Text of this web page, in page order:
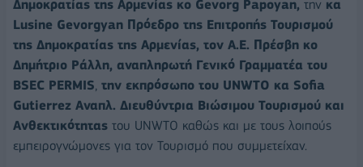
Δημοκρατίας της Αρμενίας κο Gevorg Papoyan, την κα
Lusine Gevorgyan Πρόεδρο της Επιτροπής Τουρισμού
της Δημοκρατίας της Αρμενίας, τον Α.Ε. Πρέσβη κο
Δημήτριο Ράλλη, αναπληρωτή Γενικό Γραμματέα του
BSEC PERMIS, την εκπρόσωπο του UNWTO κα Sofia
Gutierrez Αναπλ. Διευθύντρια Βιώσιμου Τουρισμού και
Ανθεκτικότητας του UNWTO καθώς και με τους λοιπούς
εμπειρογνώμονες για τον Τουρισμό που συμμετείχαν.